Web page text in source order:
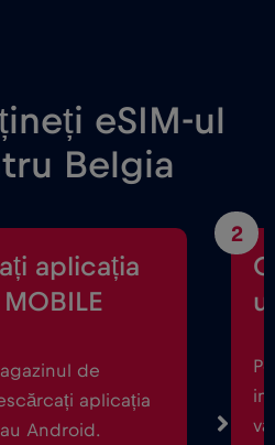
eSIM-ul
Belgia
aplicația
de
aplicația
Android.
2
ul